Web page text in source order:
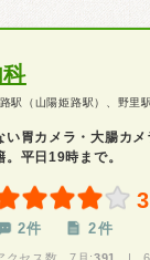
駅（山陽姫路駅）、野里
い胃カメラ・大腸カ
平日19時まで。
2件 2件